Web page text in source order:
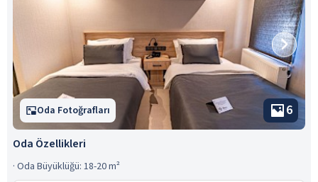
Oda Fotoğrafları 6
Oda Özellikleri
· Oda Büyüklüğü: 18-20 m²